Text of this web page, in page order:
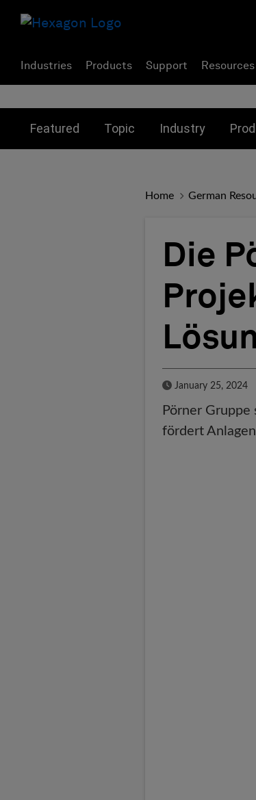
Industries Products Support Resources
Featured Topic Industry
Home German
Die
Published Date
January 25, 2024
Pörner
fördert